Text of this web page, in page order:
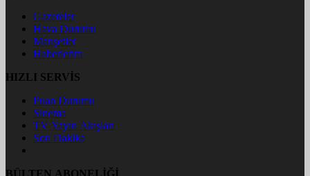
Gazeteler
Hava Durumu
Manşetler
Haberlerim
HIZLI SERVİS
Puan Durumu
Sinema
TV Yayın Akışları
Son Dakika